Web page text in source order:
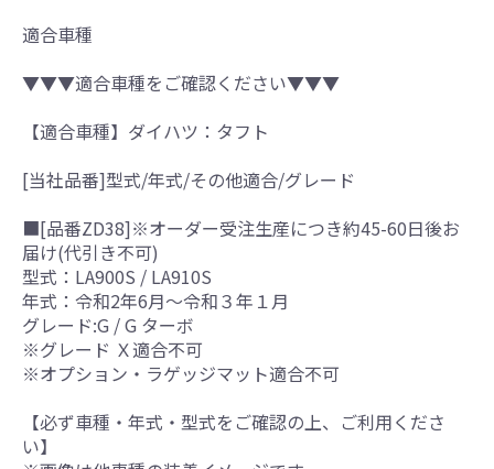
適合車種
▼▼▼適合車種をご確認ください▼▼▼
【適合車種】ダイハツ：タフト
[当社品番]型式/年式/その他適合/グレード
■[品番ZD38]※オーダー受注生産につき約45-60日後お
届け(代引き不可)
型式：LA900S / LA910S
年式：令和2年6月～令和３年１月
グレード:G / G ターボ
※グレード Ｘ適合不可
※オプション・ラゲッジマット適合不可
【必ず車種・年式・型式をご確認の上、ご利用くださ
い】